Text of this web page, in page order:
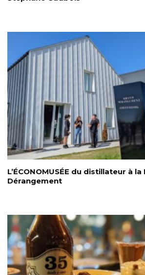
L’ÉCONOMUSÉE du distillateur à
Dérangement